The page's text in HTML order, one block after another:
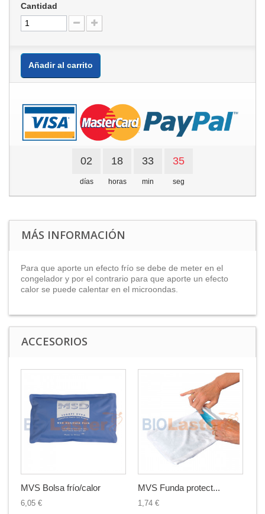
Cantidad
Añadir al carrito
02
días
18
horas
33
min
35
seg
MÁS INFORMACIÓN
Para que aporte un efecto frío se debe de meter en el
congelador y por el contrario para que aporte un efecto
calor se puede calentar en el microondas.
ACCESORIOS
MVS Bolsa frío/calor
6,05 €
MVS Funda protect...
1,74 €